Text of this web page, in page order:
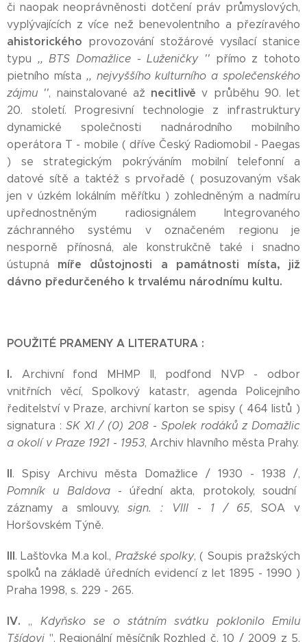
či naopak neoprávněnosti dotčení práv průmyslových,
vyplývajících z více než benevolentního a přezíravého
ahistorického provozování stožárové vysílací stanice
typu ,, BTS Domažlice - Luženičky '' přímo z tohoto
pietního místa ,, nejvyššího kulturního a společenského
zájmu '', nainstalované až necitlivě v průběhu 90. let
20. století. Progresivní technologie z infrastruktury
dynamické společnosti nadnárodního mobilního
operátora T - mobile ( dříve Český Radiomobil - Paegas
) se strategickým pokrýváním mobilní telefonní a
datové sítě a taktéž s prvořadě ( posuzovaným však
jen v úzkém lokálním měřítku ) zohledněným a nadmíru
upřednostněným radiosignálem Integrovaného
záchranného systému v označeném regionu je
nesporně přínosná, ale konstrukčně také i snadno
ústupná
míře důstojnosti a památnosti místa, již
dávno předurčeného k trvalému národnímu kultu.
POUŽITÉ PRAMENY A LITERATURA :
I. Archivní fond MHMP II, podfond NVP - odbor
vnitřních věcí, Spolkový katastr, agenda Policejního
ředitelství v Praze, archivní karton se spisy ( 464 listů )
signatura :SK XI / (0) 208 - Spolek rodáků z Domažlic
a okolí v Praze 1921 - 1953, Archiv hlavního města Prahy.
II. Spisy Archivu města Domažlice / 1930 - 1938 /,
Pomník u Baldova - úřední akta, protokoly, soudní
záznamy a smlouvy,sign. : VIII - 1 / 65, SOA v
Horšovském Týně.
III. Lašťovka M.a kol., Pražské spolky, ( Soupis pražských
spolků na základě úředních evidencí z let 1895 - 1990 )
Praha 1998, s. 229 - 265.
IV. ,, Kdyňsko se o státním svátku poklonilo Emilu
Tšídovi '', Regionální měsíčník Rozhled č. 10 / 2009 z 5.